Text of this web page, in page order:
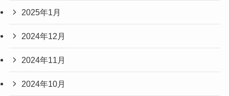
2025年1月
2024年12月
2024年11月
2024年10月